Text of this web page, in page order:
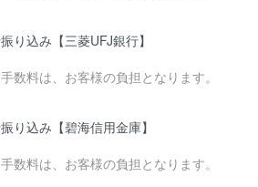
り込み【三菱UFJ銀行】
数料は、お客様の負担となります。
り込み【碧海信用金庫】
数料は、お客様の負担となります。